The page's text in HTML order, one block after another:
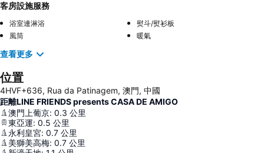
客房設施服務
浴室連淋浴
熨斗/熨衫板
風筒
暖氣
查看更多
位置
4HVF+636, Rua da Patinagem, 澳門, 中國
距離LINE FRIENDS presents CASA DE AMIGO
澳門上葡京: 0.3 公里
東亞運: 0.5 公里
永利皇宮: 0.7 公里
美獅美高梅: 0.7 公里